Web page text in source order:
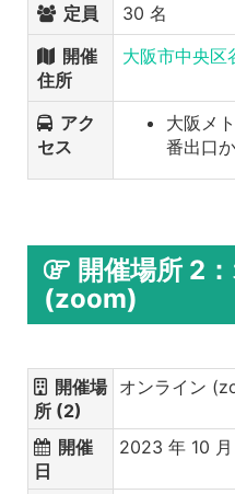
定員
30 名
開催
住所
大阪市中央
アク
セス
大阪メ
番出口
開催場所 2
(zoom)
開催場
所 (2)
オンライン
開催
日
2023 年 10